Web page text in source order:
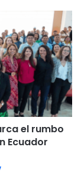
el rumbo
Ecuador